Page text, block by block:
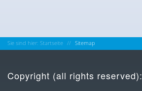
Sie sind hier: Startseite Sitemap
Copyright (all rights reserved):